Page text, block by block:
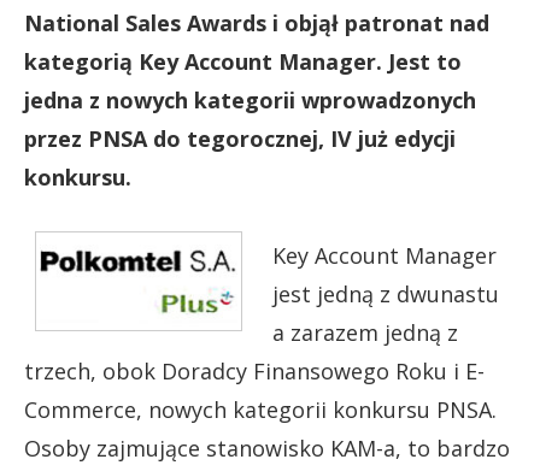
National Sales Awards i objął patronat nad
kategorią Key Account Manager. Jest to
jedna z nowych kategorii wprowadzonych
przez PNSA do tegorocznej, IV już edycji
konkursu.
Key Account Manager
jest jedną z dwunastu
a zarazem jedną z
trzech, obok Doradcy Finansowego Roku i E-
Commerce, nowych kategorii konkursu PNSA.
Osoby zajmujące stanowisko KAM-a, to bardzo